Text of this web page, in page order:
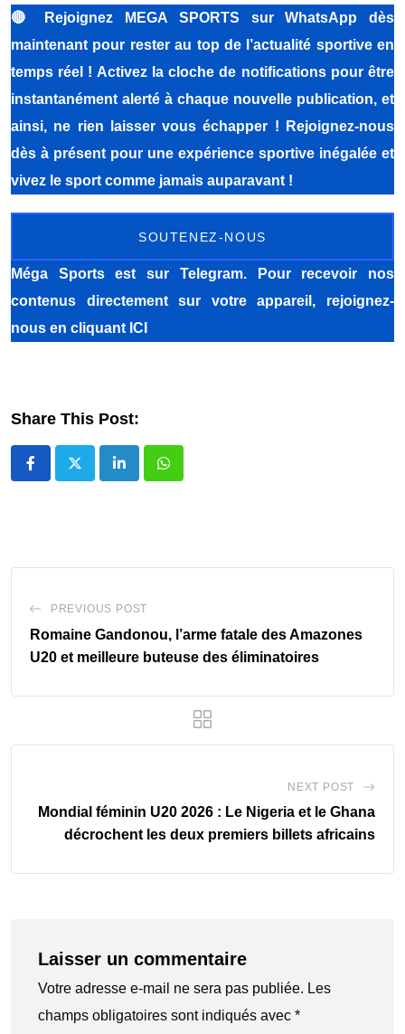
🔴
Rejoignez MEGA SPORTS sur WhatsApp dès
maintenant pour rester au top de l’actualité sportive en
temps réel ! Activez la cloche de notifications pour être
instantanément alerté à chaque nouvelle publication, et
ainsi, ne rien laisser vous échapper ! Rejoignez-nous
dès à présent pour une expérience sportive inégalée et
vivez le sport comme jamais auparavant !
SOUTENEZ-NOUS
Méga Sportsest sur Telegram. Pour recevoir nos
contenus directement sur votre appareil, rejoignez-
nous en cliquant ICI
Share This Post:
LinkedIn Whatsapp
PREVIOUS POST
Romaine Gandonou, l’arme fatale des Amazones
U20 et meilleure buteuse des éliminatoires
NEXT POST
Mondial féminin U20 2026 : Le Nigeria et le Ghana
décrochent les deux premiers billets africains
Laisser un commentaire
Votre adresse e-mail ne sera pas publiée. Les
champs obligatoires sont indiqués avec *